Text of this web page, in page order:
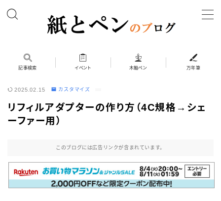
ホーム
筆記具
ボールペン
シャープペン
シャープペン（木軸以外）
木軸ペン
記事検索 イベント 木軸ペン 万年筆
2025.02.15 カスタマイズ
リフィルアダプターの作り方（4C規格→シェ
ーファー用）
このブログには広告リンクが含まれています。